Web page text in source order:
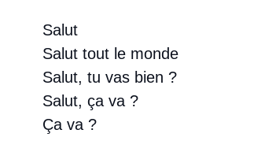
Salut
Salut tout le monde
Salut, tu vas bien ?
Salut, ça va ?
Ça va ?